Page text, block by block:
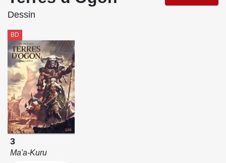
Dessin
BD
3
Ma'a-Kuru